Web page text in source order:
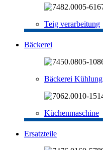
Teig verarbeitung
Bäckerei
Bäckerei Kühlung
Küchenmaschine
Ersatzteile